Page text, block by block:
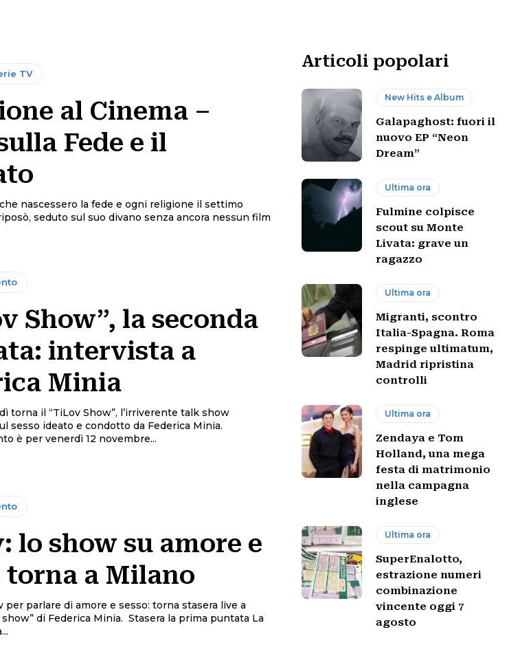
TV
al Cinema –
Fede e il
nascessero la fede e ogni religione il settimo
seduto sul suo divano senza ancora nessun film
Show”, la seconda
intervista a
Minia
torna il “TiLov Show”, l’irriverente talk show
sesso ideato e condotto da Federica Minia.
è per venerdì 12 novembre...
lo show su amore e
torna a Milano
per parlare di amore e sesso: torna stasera live a
Minia. Stasera la prima puntata La
Articoli popolari
New Hits e Album
Galapaghost: fuori il
nuovo EP “Neon
Dream”
Ultima ora
Fulmine colpisce
scout su Monte
Livata: grave un
ragazzo
Ultima ora
Migranti, scontro
Italia-Spagna. Roma
respinge ultimatum,
Madrid ripristina
controlli
Ultima ora
Zendaya e Tom
Holland, una mega
festa di matrimonio
nella campagna
inglese
Ultima ora
SuperEnalotto,
estrazione numeri
combinazione
vincente oggi 7
agosto